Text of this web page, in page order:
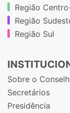
Região
Região
Região Sul
Sobre o
Secretários
Presidência